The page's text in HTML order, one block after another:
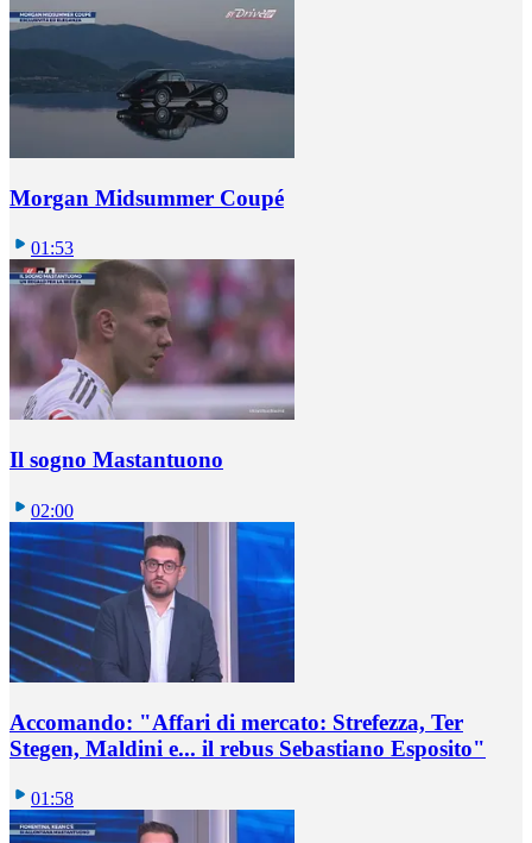
Morgan Midsummer Coupé
01:53
Il sogno Mastantuono
02:00
Accomando: "Affari di mercato: Strefezza, Ter
Stegen, Maldini e... il rebus Sebastiano Esposito"
01:58